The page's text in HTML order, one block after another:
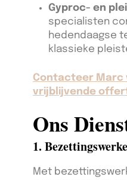
Gyproc- en
specialisten
hedendaagse
klassieke
Contacteer Marc
vrijblijvende
Ons
1.
Met